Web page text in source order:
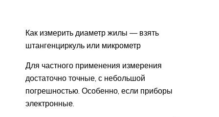
Как измерить диаметр жилы — взять
штангенциркуль или микрометр
Для частного применения измерения
достаточно точные, с небольшой
погрешностью. Особенно, если приборы
электронные.